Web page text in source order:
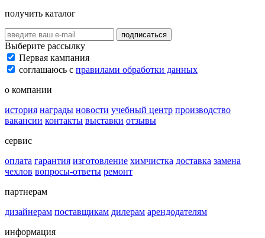
получить каталог
подписаться
Выберите рассылку
Первая кампания
соглашаюсь с правилами обработки данных
о компании
история награды новости учебный центр производство
вакансии контакты выставки отзывы
сервис
оплата гарантия изготовление химчистка доставка замена
чехлов вопросы-ответы ремонт
партнерам
дизайнерам поставщикам дилерам арендодателям
информация